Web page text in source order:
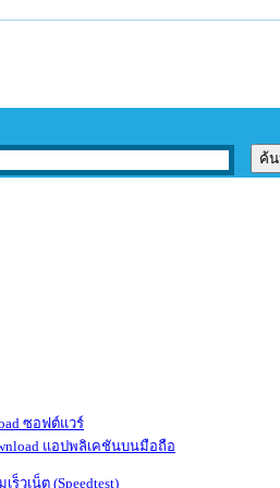
ซอฟต์แวร์
แอปพลิเคชันบนมือถือ
ร็วเน็ต (Speedtest)